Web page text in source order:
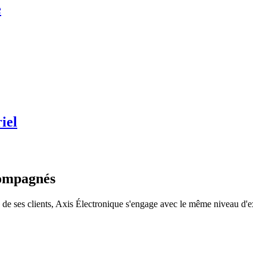
ses clients, Axis Électronique s'engage avec le même niveau